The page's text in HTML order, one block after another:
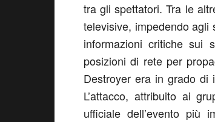
tra gli spettatori. Tra le
televisive, impedendo agli
informazioni critiche sui
posizioni di rete per
Destroyer era in grado di
L’attacco, attribuito ai
ufficiale dell’evento più